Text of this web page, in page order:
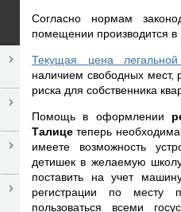
Согласно нормам
помещении производится в
Текущая цена
наличием свободных мест,
риска для собственника
Помощь в оформлении
Талицетеперь
имеете возможность
детишек в желаемую
поставить на учет
регистрации по месту
пользоваться всеми